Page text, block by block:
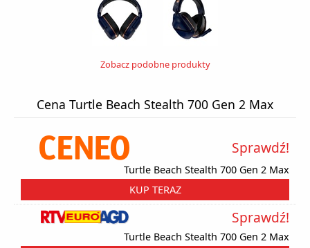
Zobacz podobne produkty
Cena Turtle Beach Stealth 700 Gen 2 Max
Turtle Beach Stealth 700 Gen 2 Max
Sprawdź!
KUP TERAZ
Turtle Beach Stealth 700 Gen 2 Max
Sprawdź!